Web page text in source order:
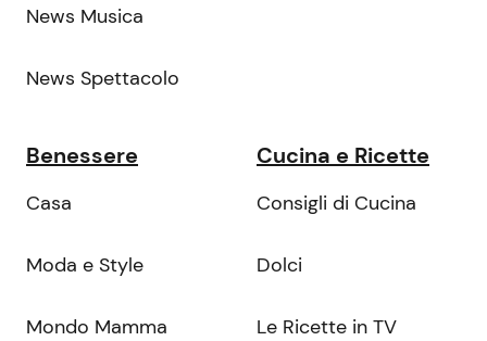
News Musica
News Spettacolo
Benessere
Casa
Moda e Style
Mondo Mamma
Cucina e Ricette
Consigli di Cucina
Dolci
Le Ricette in TV